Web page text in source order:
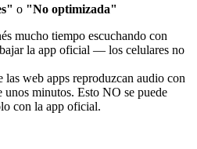
o "No optimizada"
mucho tiempo escuchando con
la app oficial — los celulares no
las web apps reproduzcan audio con
unos minutos. Esto NO se puede
con la app oficial.